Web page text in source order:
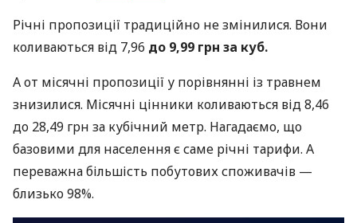
Річні пропозиції традиційно не змінилися. Вони
коливаються від 7,96 до 9,99 грн за куб.
А от місячні пропозиції у порівнянні із травнем
знизилися. Місячні цінники коливаються від 8,46
до 28,49 грн за кубічний метр. Нагадаємо, що
базовими для населення є саме річні тарифи. А
переважна більшість побутових споживачів —
близько 98%.